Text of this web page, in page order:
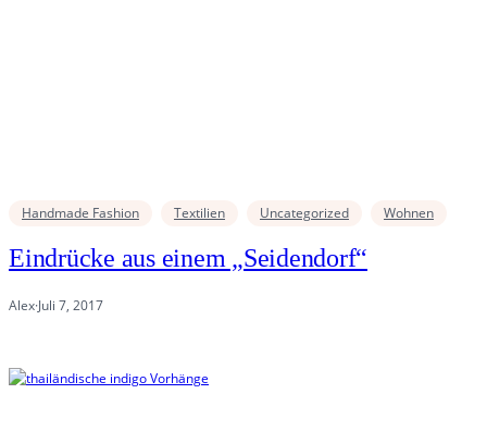
Handmade Fashion Textilien Uncategorized Wohnen
Eindrücke aus einem „Seidendorf“
Alex·Juli 7, 2017